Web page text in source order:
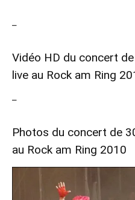
–
Vidéo HD du concert
live au Rock am Ring
–
Photos du concert de
au Rock am Ring 2010